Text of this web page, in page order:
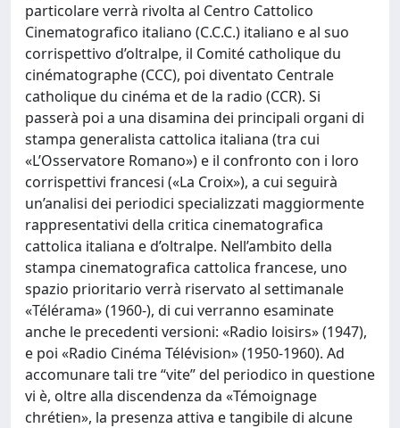
particolare verrà rivolta al Centro Cattolico
Cinematografico italiano (C.C.C.) italiano e al suo
corrispettivo d’oltralpe, il Comité catholique du
cinématographe (CCC), poi diventato Centrale
catholique du cinéma et de la radio (CCR). Si
passerà poi a una disamina dei principali organi di
stampa generalista cattolica italiana (tra cui
«L’Osservatore Romano») e il confronto con i loro
corrispettivi francesi («La Croix»), a cui seguirà
un’analisi dei periodici specializzati maggiormente
rappresentativi della critica cinematografica
cattolica italiana e d’oltralpe. Nell’ambito della
stampa cinematografica cattolica francese, uno
spazio prioritario verrà riservato al settimanale
«Télérama» (1960-), di cui verranno esaminate
anche le precedenti versioni: «Radio loisirs» (1947),
e poi «Radio Cinéma Télévision» (1950-1960). Ad
accomunare tali tre “vite” del periodico in questione
vi è, oltre alla discendenza da «Témoignage
chrétien», la presenza attiva e tangibile di alcune